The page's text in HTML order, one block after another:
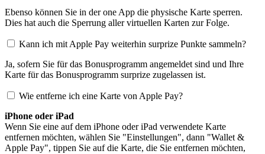
Ebenso können Sie in der one App die physische Karte sperren.
Dies hat auch die Sperrung aller virtuellen Karten zur Folge.
Kann ich mit Apple Pay weiterhin surprize Punkte sammeln?
Ja, sofern Sie für das Bonusprogramm angemeldet sind und Ihre
Karte für das Bonusprogramm surprize zugelassen ist.
Wie entferne ich eine Karte von Apple Pay?
iPhone oder iPad
Wenn Sie eine auf dem iPhone oder iPad verwendete Karte
entfernen möchten, wählen Sie "Einstellungen", dann "Wallet &
Apple Pay", tippen Sie auf die Karte, die Sie entfernen möchten,